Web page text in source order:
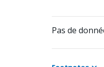
Pas de